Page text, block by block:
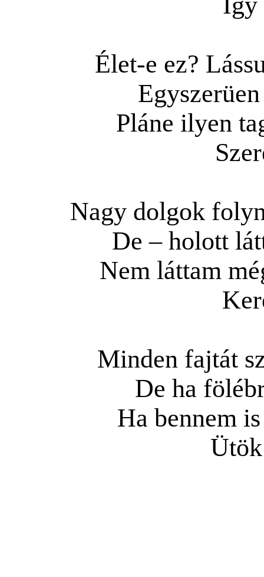
Élet-e ez?
Pláne ilyen
Nagy dolgok
De – holott
Nem láttam
Minden fajtát
De ha
Ha bennem